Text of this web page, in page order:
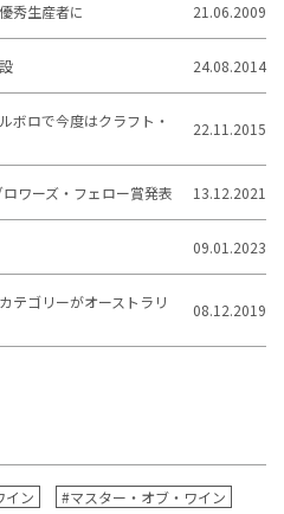
秀生産者に 21.06.2009
24.08.2014
ボロで今度はクラフト・
22.11.2015
ワーズ・フェロー賞発表 13.12.2021
09.01.2023
テゴリーがオーストラリ
08.12.2019
イン #マスター・オブ・ワイン